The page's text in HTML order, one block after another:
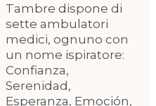
Tambre dispone di
sette ambulatori
medici, ognuno con
un nome ispiratore:
Confianza,
Serenidad,
Esperanza, Emoción,